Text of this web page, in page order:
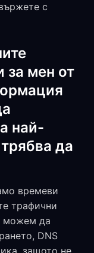
с
за мен от
най-
да
времеви
трафични
можем да
DNS
защото не